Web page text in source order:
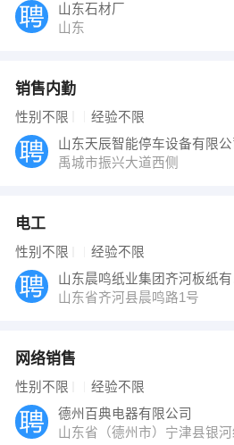
山东石材厂
山东
销售内勤
性别不限 经验不限
山东天辰智能停车设备有限公
禹城市振兴大道西侧
电工
性别不限 经验不限
山东省齐河县晨鸣路1号
网络销售
性别不限 经验不限
德州百典电器有限公司
山东省（德州市）宁津县银